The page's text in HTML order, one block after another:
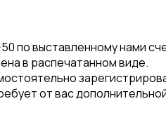
по выставленному нами
в распечатанном виде.
от вас